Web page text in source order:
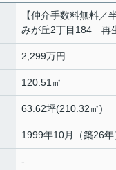
【仲介手数料無料／
みが丘2丁目184 再
2,299万円
120.51㎡
63.62坪(210.32㎡)
1999年10月（築26年
-